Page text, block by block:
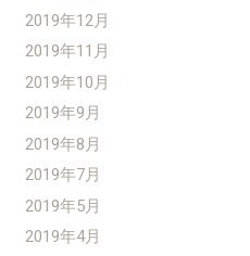
2019年12月
2019年11月
2019年10月
2019年9月
2019年8月
2019年7月
2019年5月
2019年4月